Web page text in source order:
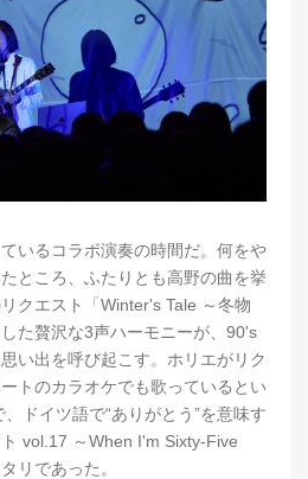
いるコラボ演奏の時間だ。何をや
ところ、ふたりとも高野の曲を挙
クエスト「Winter's Tale ～冬物
た贅沢な3声ハーモニーが、90's
い出を呼び起こす。ホリエがリク
トのカラオケでも歌っているとい
ドイツ語で“ありがとう”を意味す
vol.17 ～When I'm Sixty-Five
リであった。